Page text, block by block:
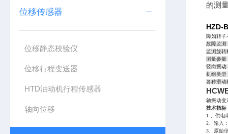
位移传感器
位移静态校验仪
位移行程变送器
HTD油动机行程传感器
轴向位移
的测
HZD-
障如转子
故障监测
监测旋
测量参量
径向振
机组类型
各种滑动
轴振动变
技术指标
1 、供电
2、输入
3、原始